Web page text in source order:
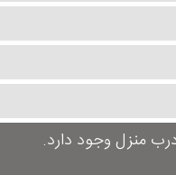
منزل وجود دارد.